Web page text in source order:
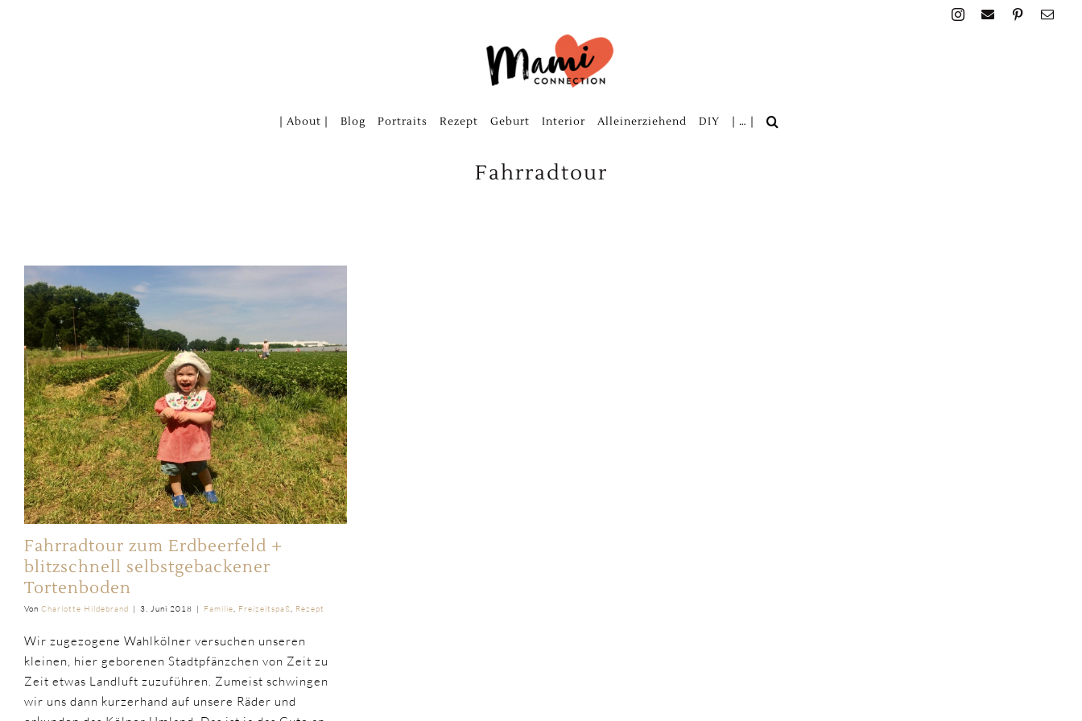
| About | Blog Portraits Rezept Geburt Interior Alleinerziehend DIY | … |
Fahrradtour
Fahrradtour zum Erdbeerfeld +
blitzschnell selbstgebackener
Tortenboden
Von Charlotte Hildebrand | 3. Juni 2018 | Familie, Freizeitspaß, Rezept
Wir zugezogene Wahlkölner versuchen unseren
kleinen, hier geborenen Stadtpfänzchen von Zeit zu
Zeit etwas Landluft zuzuführen. Zumeist schwingen
wir uns dann kurzerhand auf unsere Räder und